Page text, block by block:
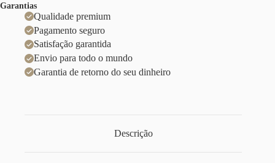
Garantias
Qualidade premium
Pagamento seguro
Satisfação garantida
Envio para todo o mundo
Garantia de retorno do seu dinheiro
Descrição